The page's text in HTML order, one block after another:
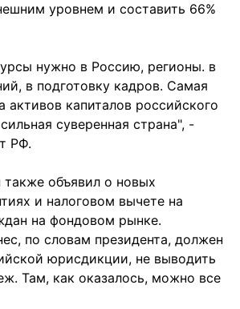
уровнем и составить 66%
нужно в Россию, регионы. в
в подготовку кадров. Самая
активов капиталов российского
суверенная страна", -
РФ.
объявил о новых
и налоговом вычете на
на фондовом рынке.
по словам президента, должен
юрисдикции, не выводить
Там, как оказалось, можно все